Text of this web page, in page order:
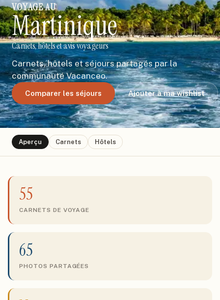
VOYAGEAU
Martinique
Carnets, hôtels et avis voyageurs
Carnets, hôtels et séjours partagés par la
communauté Vacanceo.
Comparer les séjours Ajouter à ma wishlist
Aperçu Carnets Hôtels
55
CARNETS DE VOYAGE
65
PHOTOS PARTAGÉES